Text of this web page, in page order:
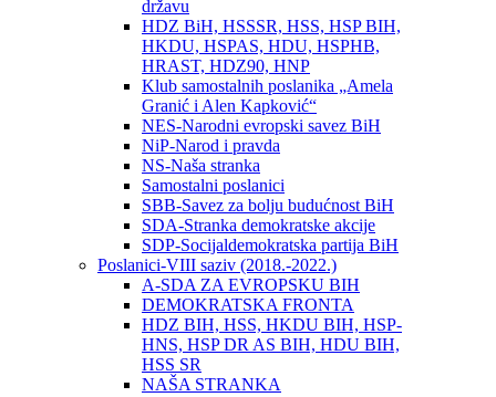
državu
HDZ BiH, HSSSR, HSS, HSP BIH,
HKDU, HSPAS, HDU, HSPHB,
HRAST, HDZ90, HNP
Klub samostalnih poslanika „Amela
Granić i Alen Kapković“
NES-Narodni evropski savez BiH
NiP-Narod i pravda
NS-Naša stranka
Samostalni poslanici
SBB-Savez za bolju budućnost BiH
SDA-Stranka demokratske akcije
SDP-Socijaldemokratska partija BiH
Poslanici-VIII saziv (2018.-2022.)
A-SDA ZA EVROPSKU BIH
DEMOKRATSKA FRONTA
HDZ BIH, HSS, HKDU BIH, HSP-
HNS, HSP DR AS BIH, HDU BIH,
HSS SR
NAŠA STRANKA